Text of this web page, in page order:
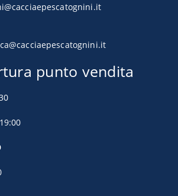
punto vendita